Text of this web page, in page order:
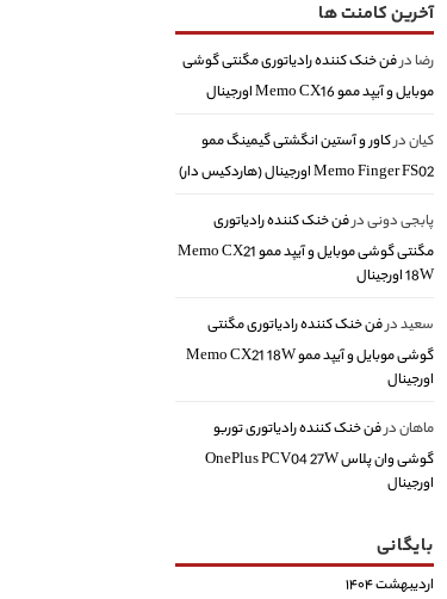
آخرین کامنت ها
رضادرفن خنک کننده رادیاتوری مگنتی گوشی
موبایل و آیپد ممو Memo CX16 اورجینال
کیاندرکاور و آستین انگشتی گیمینگ ممو
Memo Finger FS02 اورجینال (هاردکیس دار)
پابجی دونیدرفن خنک کننده رادیاتوری
مگنتی گوشی موبایل و آیپد ممو Memo CX21
18W اورجینال
سعیددرفن خنک کننده رادیاتوری مگنتی
گوشی موبایل و آیپد ممو Memo CX21 18W
اورجینال
ماهاندرفن خنک کننده رادیاتوری توربو
گوشی وان پلاس OnePlus PCV04 27W
اورجینال
بایگانی
اردیبهشت ۱۴۰۴